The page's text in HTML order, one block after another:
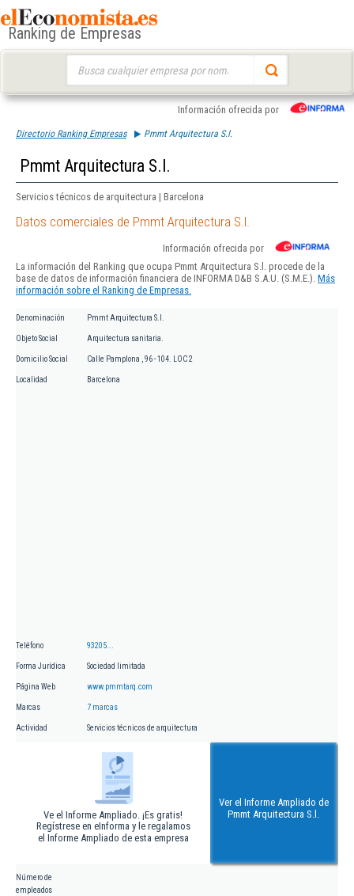
Ranking de Empresas
Información ofrecida por
Directorio Ranking Empresas Pmmt Arquitectura S.l.
Pmmt Arquitectura S.l.
Servicios técnicos de arquitectura | Barcelona
Datos comerciales de Pmmt Arquitectura S.l.
Información ofrecida por
La información del Ranking que ocupa Pmmt Arquitectura S.l. procede de la
base de datos de información financiera de INFORMA D&B S.A.U. (S.M.E.). Más
información sobre el Ranking de Empresas.
Denominación Pmmt Arquitectura S.l.
Objeto Social Arquitectura sanitaria.
Domicilio Social Calle Pamplona , 96 - 104. LOC 2
Localidad Barcelona
Teléfono 93205...
Forma Jurídica Sociedad limitada
Página Web www.pmmtarq.com
Marcas 7 marcas
Actividad Servicios técnicos de arquitectura
Ve el Informe Ampliado. ¡Es gratis!
Regístrese en eInforma y le regalamos
el Informe Ampliado de esta empresa
Ver el Informe Ampliado de
Pmmt Arquitectura S.l.
Número de
empleados